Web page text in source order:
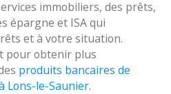
immobiliers, des prêts,
épargne et ISA qui
et à votre situation.
pour obtenir plus
produits bancaires de
Lons-le-Saunier.